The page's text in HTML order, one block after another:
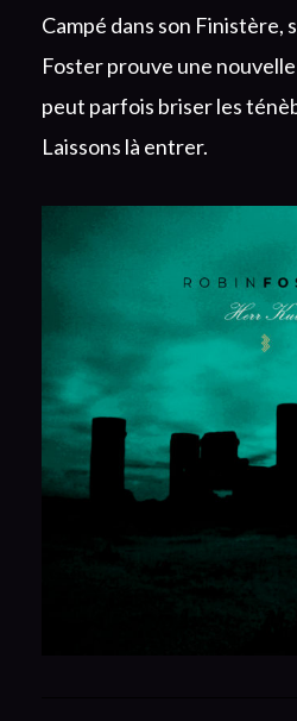
Campé dans son Finistère,
Foster prouve une
peut parfois briser les
Laissons là entrer.